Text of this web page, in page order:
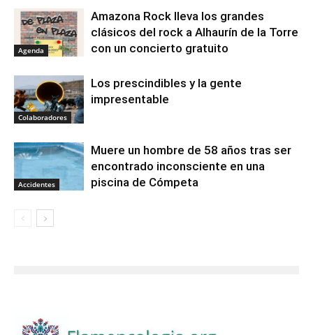
Agenda
Amazona Rock lleva los grandes
clásicos del rock a Alhaurín de la Torre
con un concierto gratuito
Colaboradores
Los prescindibles y la gente
impresentable
Accidentes
Muere un hombre de 58 años tras ser
encontrado inconsciente en una
piscina de Cómpeta